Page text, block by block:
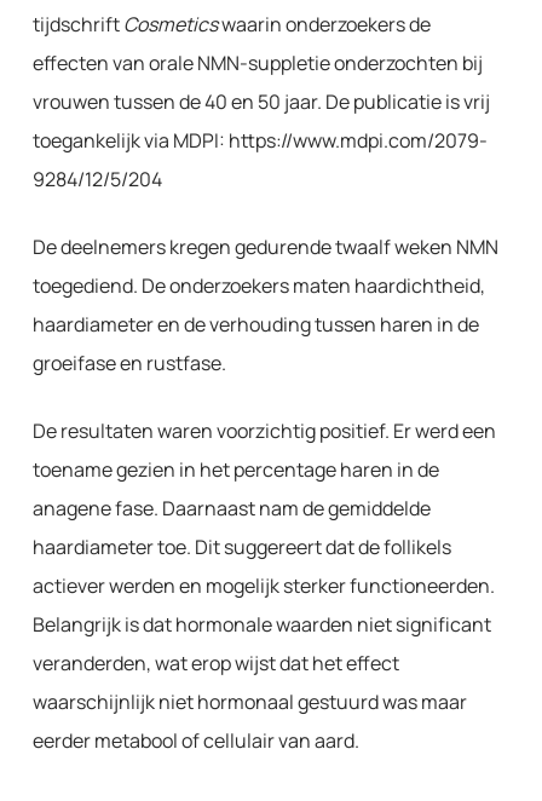
tijdschriftCosmeticswaarin onderzoekers de
effecten van orale NMN-suppletie onderzochten bij
vrouwen tussen de 40 en 50 jaar. De publicatie is vrij
toegankelijk via MDPI: https://www.mdpi.com/2079-
9284/12/5/204
De deelnemers kregen gedurende twaalf weken NMN
toegediend. De onderzoekers maten haardichtheid,
haardiameter en de verhouding tussen haren in de
groeifase en rustfase.
De resultaten waren voorzichtig positief. Er werd een
toename gezien in het percentage haren in de
anagene fase. Daarnaast nam de gemiddelde
haardiameter toe. Dit suggereert dat de follikels
actiever werden en mogelijk sterker functioneerden.
Belangrijk is dat hormonale waarden niet significant
veranderden, wat erop wijst dat het effect
waarschijnlijk niet hormonaal gestuurd was maar
eerder metabool of cellulair van aard.